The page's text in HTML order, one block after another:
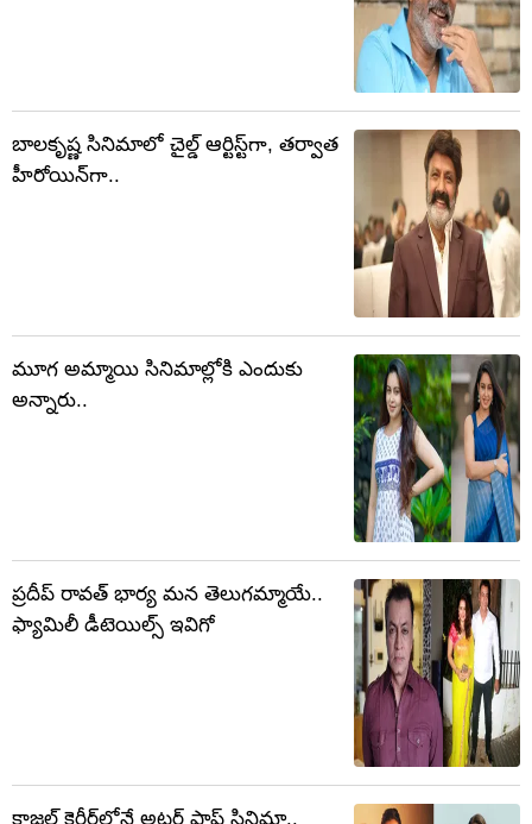
బాలకృష్ణ సినిమాలో చైల్డ్ ఆర్టిస్ట్‏గా, తర్వాత
హీరోయిన్‏గా..
మూగ అమ్మాయి సినిమాల్లోకి ఎందుకు
అన్నారు..
ప్రదీప్ రావత్ భార్య మన తెలుగమ్మాయే..
ఫ్యామిలీ డీటెయిల్స్ ఇవిగో
కాజల్ కెరీర్‏లోనే అట్టర్ ప్లాప్ సినిమా..